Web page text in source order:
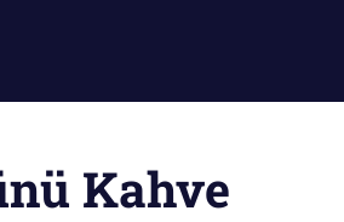
Kahve